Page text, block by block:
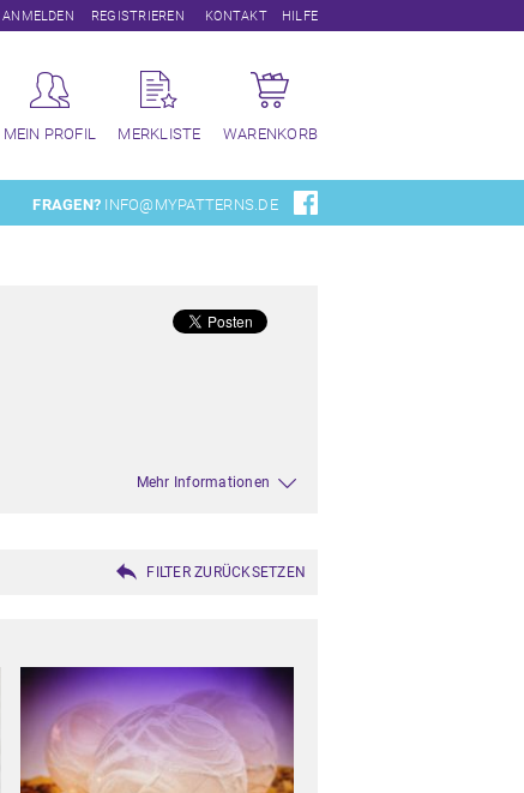
ANMELDEN
Navigation
überspringen
REGISTRIEREN KONTAKT HILFE
MEIN PROFIL MERKLISTE WARENKORB
FRAGEN? INFO@MYPATTERNS.DE
Mehr Informationen
FILTER ZURÜCKSETZEN